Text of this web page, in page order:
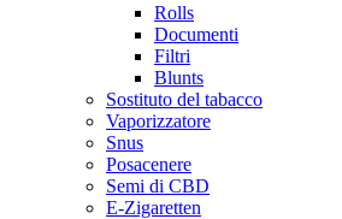
Rolls
Documenti
Filtri
Blunts
Sostituto del tabacco
Vaporizzatore
Snus
Posacenere
Semi di CBD
E-Zigaretten